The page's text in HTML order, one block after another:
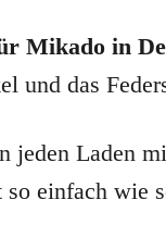
Mikado in
und das
jeden Laden
so einfach